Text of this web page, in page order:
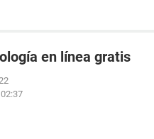
en línea gratis